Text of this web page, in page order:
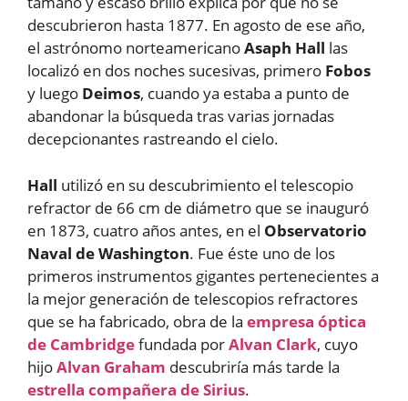
descubrieron hasta 1877. En agosto de ese año,
el astrónomo norteamericanoAsaph Hall las
localizó en dos noches sucesivas, primero Fobos
y luego Deimos, cuando ya estaba a punto de
abandonar la búsqueda tras varias jornadas
decepcionantes rastreando el cielo.
Hall utilizó en su descubrimiento el telescopio
refractor de 66 cm de diámetro que se inauguró
en 1873, cuatro años antes, en el Observatorio
Naval de Washington. Fue éste uno de los
primeros instrumentos gigantes pertenecientes a
la mejor generación de telescopios refractores
que se ha fabricado, obra de la empresa óptica
de Cambridgefundada porAlvan Clark, cuyo
hijoAlvan Graham descubriría más tarde la
estrella compañera de Sirius.